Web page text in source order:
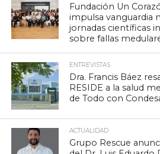
Fundación Un
impulsa vanguardia
jornadas científicas
sobre fallas
ENTREVISTAS
Dra. Francis Báez
RESIDE a la salud
de Todo con
ACTUALIDAD
Grupo Rescue